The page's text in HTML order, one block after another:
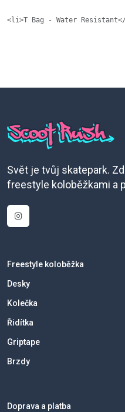
<li>T Bag - Water
Svět je tvůj skatepark.
freestyle koloběžkami a
Freestyle koloběžka
Desky
Kolečka
Řidítka
Griptape
Brzdy
Doprava a platba